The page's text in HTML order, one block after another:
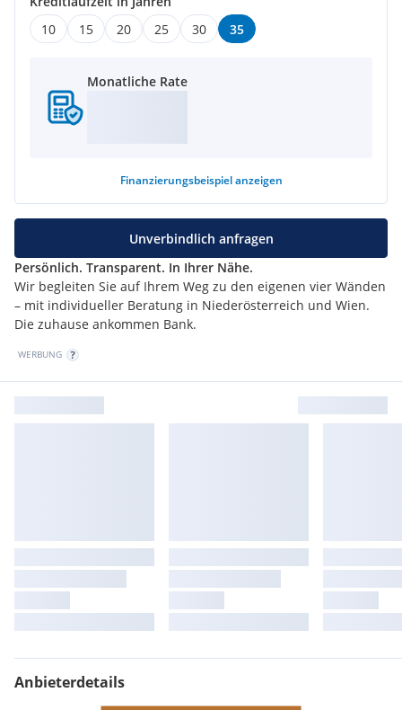
10
15 20 25 30 35
Monatliche Rate
Finanzierungsbeispiel anzeigen
Persönlich. Transparent. In Ihrer Nähe.
Wir begleiten Sie auf Ihrem Weg zu den eigenen vier Wänden
– mit individueller Beratung in Niederösterreich und Wien.
Die zuhause ankommen Bank.
Unverbindlich anfragen
WERBUNG
Anbieterdetails